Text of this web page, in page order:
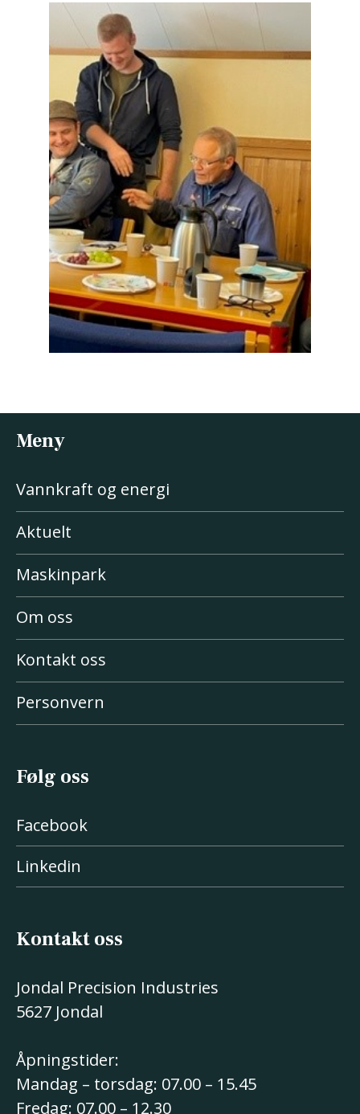
Meny
Vannkraft og energi
Aktuelt
Maskinpark
Om oss
Kontakt oss
Personvern
Følg oss
Facebook
Linkedin
Kontakt oss
Jondal Precision Industries
5627 Jondal
Åpningstider:
Mandag – torsdag: 07.00 – 15.45
Fredag: 07.00 – 12.30